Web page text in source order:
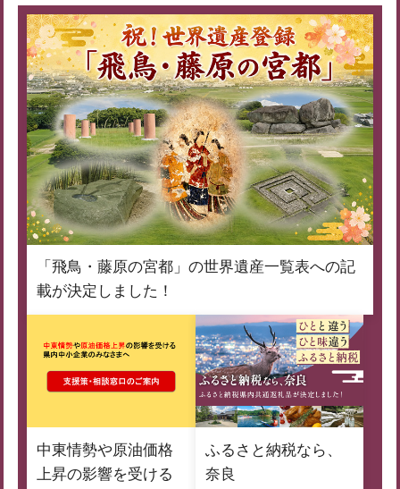
「飛鳥・藤原の宮都」の世界遺産一覧表への記
載が決定しました！
中東情勢や原油価格
上昇の影響を受ける
ふるさと納税なら、
奈良